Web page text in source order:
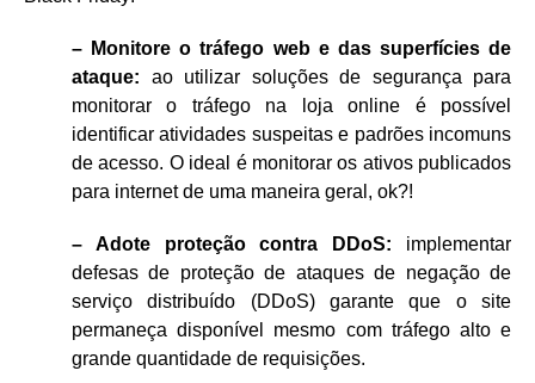
– Monitore o tráfego web e das superfícies de
ataque: ao utilizar soluções de segurança para
monitorar o tráfego na loja online é possível
identificar atividades suspeitas e padrões incomuns
de acesso. O ideal é monitorar os ativos publicados
para internet de uma maneira geral, ok?!
– Adote proteção contra DDoS: implementar
defesas de proteção de ataques de negação de
serviço distribuído (DDoS) garante que o site
permaneça disponível mesmo com tráfego alto e
grande quantidade de requisições.